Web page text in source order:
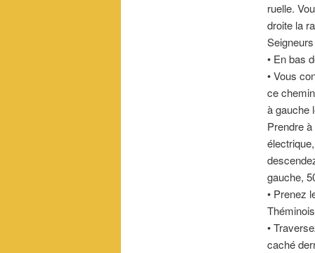
ruelle.
droite la
• En bas
• Vous
ce
à gauche
Prendre
gauche,
• Prenez
•
caché